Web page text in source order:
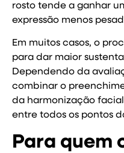
rosto tende a ganhar
expressão menos
Em muitos casos, o
para dar maior
Dependendo da
combinar o
da harmonização
entre todos os pontos
Para quem